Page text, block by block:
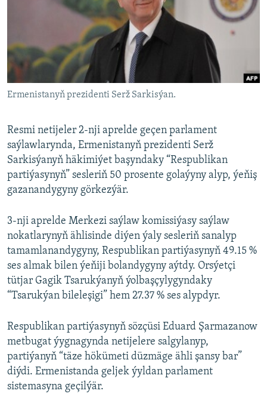
Ermenistanyň prezidenti Serž Sarkisýan.
Resmi netijeler 2-nji aprelde geçen parlament
saýlawlarynda, Ermenistanyň prezidenti Serž
Sarkisýanyň häkimiýet başyndaky “Respublikan
partiýasynyň” sesleriň 50 prosente golaýyny alyp, ýeňiş
gazanandygyny görkezýär.
3-nji aprelde Merkezi saýlaw komissiýasy saýlaw
nokatlarynyň ählisinde diýen ýaly sesleriň sanalyp
tamamlanandygyny, Respublikan partiýasynyň 49.15 %
ses almak bilen ýeňiji bolandygyny aýtdy. Orsýetçi
tütjar Gagik Tsarukýanyň ýolbaşçylygyndaky
“Tsarukýan bileleşigi” hem 27.37 % ses alypdyr.
Respublikan partiýasynyň sözçüsi Eduard Şarmazanow
metbugat ýygnagynda netijelere salgylanyp,
partiýanyň “täze hökümeti düzmäge ähli şansy bar”
diýdi. Ermenistanda geljek ýyldan parlament
sistemasyna geçilýär.